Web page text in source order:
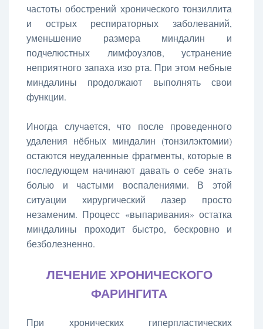
частоты обострений хронического тонзиллита
и острых респираторных заболеваний,
уменьшение размера миндалин и
подчелюстных лимфоузлов, устранение
неприятного запаха изо рта. При этом небные
миндалины продолжают выполнять свои
функции.
Иногда случается, что после проведенного
удаления нёбных миндалин (тонзилэктомии)
остаются неудаленные фрагменты, которые в
последующем начинают давать о себе знать
болью и частыми воспалениями. В этой
ситуации хирургический лазер просто
незаменим. Процесс «выпаривания» остатка
миндалины проходит быстро, бескровно и
безболезненно.
ЛЕЧЕНИЕ ХРОНИЧЕСКОГО
ФАРИНГИТА
При хронических гиперпластических